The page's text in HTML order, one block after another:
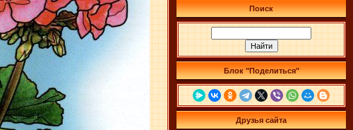
Поиск
Блок "Поделиться"
Друзья сайта